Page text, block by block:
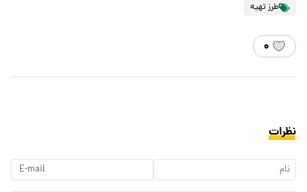
طرز تهیه
۰
نظرات